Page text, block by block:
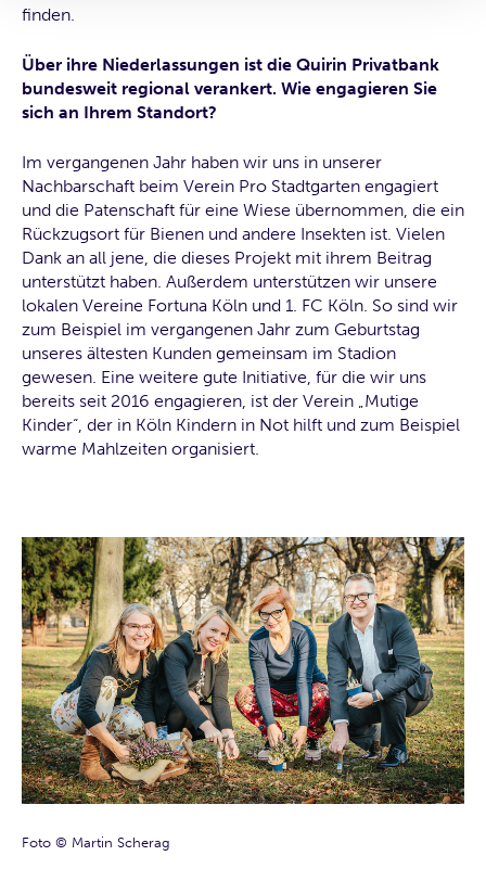
finden.
Über ihre Niederlassungen ist die Quirin Privatbank
bundesweit regional verankert. Wie engagieren Sie
sich an Ihrem Standort?
Im vergangenen Jahr haben wir uns in unserer
Nachbarschaft beim Verein Pro Stadtgarten engagiert
und die Patenschaft für eine Wiese übernommen, die ein
Rückzugsort für Bienen und andere Insekten ist. Vielen
Dank an all jene, die dieses Projekt mit ihrem Beitrag
unterstützt haben. Außerdem unterstützen wir unsere
lokalen Vereine Fortuna Köln und 1. FC Köln. So sind wir
zum Beispiel im vergangenen Jahr zum Geburtstag
unseres ältesten Kunden gemeinsam im Stadion
gewesen. Eine weitere gute Initiative, für die wir uns
bereits seit 2016 engagieren, ist der Verein „Mutige
Kinder“, der in Köln Kindern in Not hilft und zum Beispiel
warme Mahlzeiten organisiert.
Foto © Martin Scherag